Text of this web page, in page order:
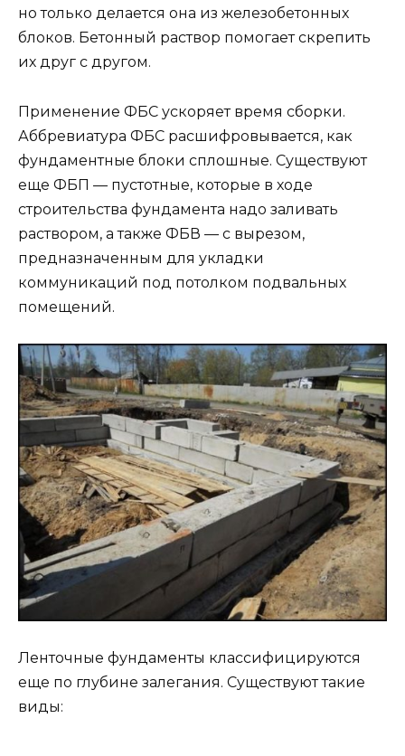
но только делается она из железобетонных
блоков. Бетонный раствор помогает скрепить
их друг с другом.
Применение ФБС ускоряет время сборки.
Аббревиатура ФБС расшифровывается, как
фундаментные блоки сплошные. Существуют
еще ФБП — пустотные, которые в ходе
строительства фундамента надо заливать
раствором, а также ФБВ — с вырезом,
предназначенным для укладки
коммуникаций под потолком подвальных
помещений.
Ленточные фундаменты классифицируются
еще по глубине залегания. Существуют такие
виды: